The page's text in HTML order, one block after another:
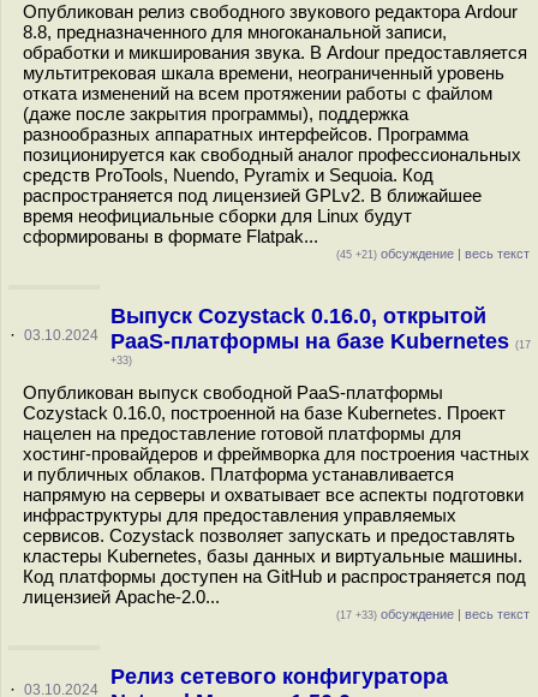
Опубликован релиз свободного звукового редактора Ardour
8.8, предназначенного для многоканальной записи,
обработки и микширования звука. В Ardour предоставляется
мультитрековая шкала времени, неограниченный уровень
отката изменений на всем протяжении работы с файлом
(даже после закрытия программы), поддержка
разнообразных аппаратных интерфейсов. Программа
позиционируется как свободный аналог профессиональных
средств ProTools, Nuendo, Pyramix и Sequoia. Код
распространяется под лицензией GPLv2. В ближайшее
время неофициальные сборки для Linux будут
сформированы в формате Flatpak...
(45 +21) обсуждение | весь текст
· 03.10.2024
Выпуск Cozystack 0.16.0, открытой
PaaS-платформы на базе Kubernetes (17
+33)
Опубликован выпуск свободной PaaS-платформы
Cozystack 0.16.0, построенной на базе Kubernetes. Проект
нацелен на предоставление готовой платформы для
хостинг-провайдеров и фреймворка для построения частных
и публичных облаков. Платформа устанавливается
напрямую на серверы и охватывает все аспекты подготовки
инфраструктуры для предоставления управляемых
сервисов. Cozystack позволяет запускать и предоставлять
кластеры Kubernetes, базы данных и виртуальные машины.
Код платформы доступен на GitHub и распространяется под
лицензией Apache-2.0...
(17 +33) обсуждение | весь текст
· 03.10.2024
Релиз сетевого конфигуратора